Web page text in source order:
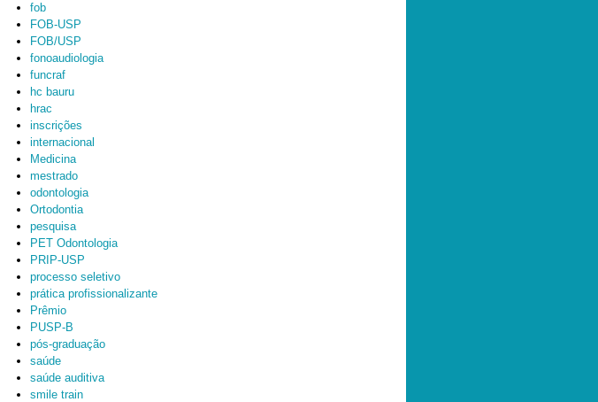
fob
FOB-USP
FOB/USP
fonoaudiologia
funcraf
hc bauru
hrac
inscrições
internacional
Medicina
mestrado
odontologia
Ortodontia
pesquisa
PET Odontologia
PRIP-USP
processo seletivo
prática profissionalizante
Prêmio
PUSP-B
pós-graduação
saúde
saúde auditiva
smile train